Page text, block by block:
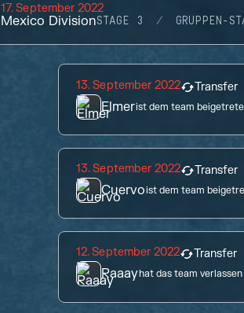
17. September 2022
Mexico DivisionSTAGE 3 GRUPPEN-
13. September 2022 Transfer
Elmerist dem team
13. September 2022 Transfer
Cuervoist dem team
12. September 2022 Transfer
Raaayhat das team verlassen